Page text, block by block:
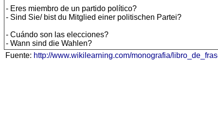
- Eres miembro de un partido político?
- Sind Sie/ bist du Mitglied einer politischen Partei?
- Cuándo son las elecciones?
- Wann sind die Wahlen?
Fuente: http://www.wikilearning.com/monografia/